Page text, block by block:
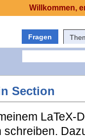
Fragen
Section
LaTeX-
schreiben.
Willkommen,